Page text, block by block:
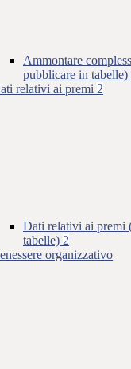
Ammontare
pubblicare in tabelle)
relativi ai premi 2
Dati relativi ai premi
tabelle) 2
organizzativo